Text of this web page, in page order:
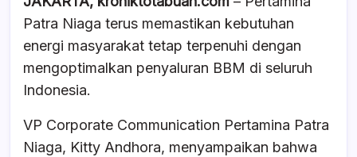
c
e
b
o
o
k
at
s
A
p
e
a
d
ar
e
Patra Niaga terus memastikan kebutuhan
energi masyarakat tetap terpenuhi dengan
mengoptimalkan penyaluran BBM di seluruh
Indonesia.
VP Corporate Communication Pertamina Patra
Niaga, Kitty Andhora, menyampaikan bahwa